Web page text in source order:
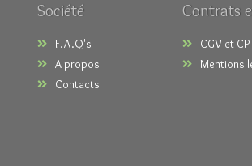
Société
F.A.Q's
A propos
Contacts
Contrats
CGV et CP
Mentions